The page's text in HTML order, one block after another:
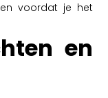
voordat je het
en